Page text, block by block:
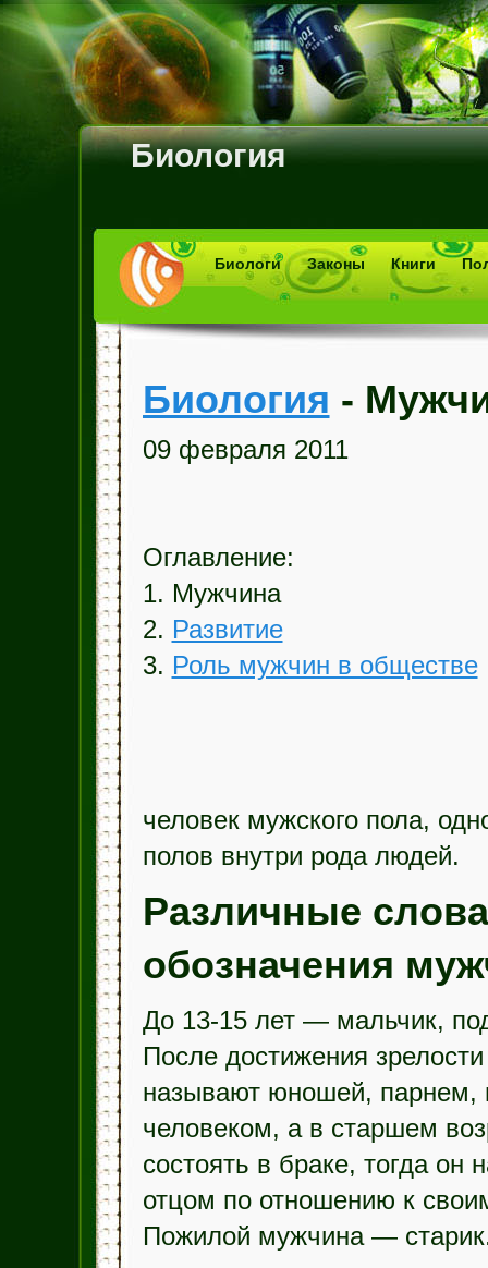
Биология
Биологи Законы Книги
Биология -
09 февраля 2011
Оглавление:
1. Мужчина
2. Развитие
3. Роль мужчин в обществе
человек мужского пола,
полов внутри рода людей.
Различные
обозначения
До 13-15 лет — мальчик,
После достижения
называют юношей,
человеком, а в старшем
состоять в браке, тогда
отцом по отношению к
Пожилой мужчина —